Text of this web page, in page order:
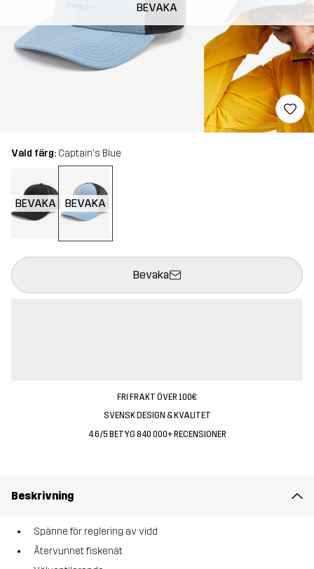
BEVAKA
Vald färg: Captain's Blue
BEVAKA BEVAKA
Bevaka
Denna knapp kommer att öppna en modal som bekräftar en ny
{{size}} inte tillgänglig
FRI FRAKT ÖVER 100€
SVENSK DESIGN & KVALITET
4.6/5 BETYG 840 000+ RECENSIONER
Beskrivning
Spänne för reglering av vidd
Återvunnet fiskenät